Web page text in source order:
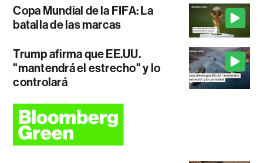
Copa Mundial de la FIFA: La
batalla de las marcas
Trump afirma que EE.UU.
"mantendrá el estrecho" y lo
controlará